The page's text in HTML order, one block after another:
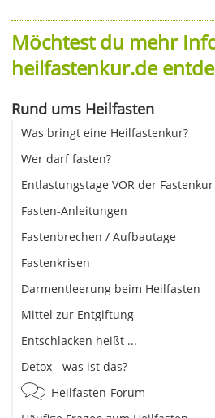
Möchtest du mehr
heilfastenkur.de
Rund ums Heilfasten
Was bringt eine Heilfastenkur?
Wer darf fasten?
Entlastungstage VOR der Fastenkur
Fasten-Anleitungen
Fastenbrechen / Aufbautage
Fastenkrisen
Darmentleerung beim Heilfasten
Mittel zur Entgiftung
Entschlacken heißt ...
Detox - was ist das?
Heilfasten-Forum